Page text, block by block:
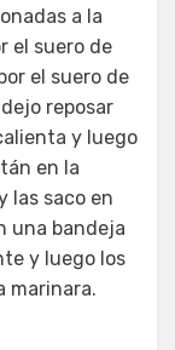
a la
el suero de
el suero de
reposar
y luego
en la
las saco en
una bandeja
y luego los
marinara.